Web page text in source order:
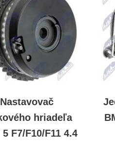
Nastavovač
hriadeľa
5 F7/F10/F11 4.4